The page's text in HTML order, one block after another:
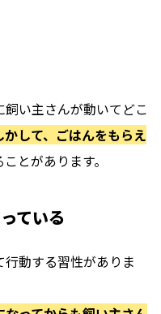
い主さんが動いてどこ
かして、ごはんをもらえ
とがあります。
ている
動する習性がありま